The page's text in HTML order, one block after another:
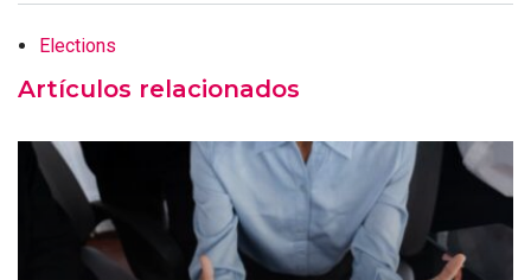
Elections
Artículos relacionados